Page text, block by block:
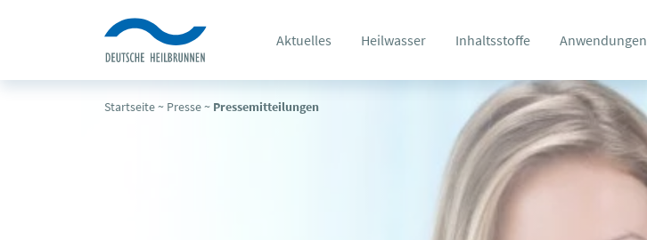
Aktuelles Heilwasser Inhaltsstoffe Anwendungen
Startseite~ Presse~ Pressemitteilungen